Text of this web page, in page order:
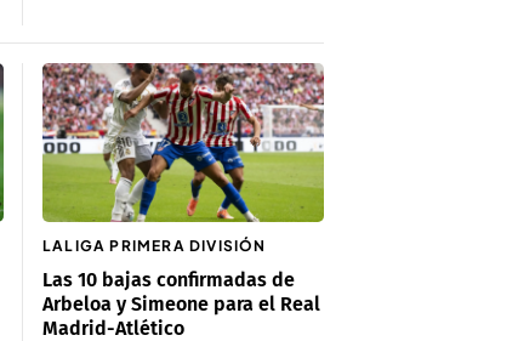
LALIGA PRIMERA DIVISIÓN
Las 10 bajas confirmadas de
Arbeloa y Simeone para el Real
Madrid-Atlético